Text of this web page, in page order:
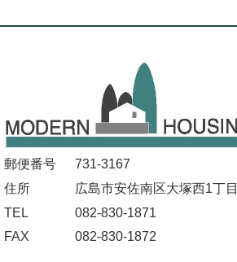
郵便番号
731-3167
住所
広島市安佐南区大塚西1丁
TEL
082-830-1871
FAX
082-830-1872